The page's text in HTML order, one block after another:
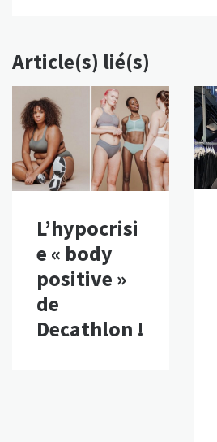
Article(s) lié(s)
L’hypocrisi
e « body
positive »
de
Decathlon !